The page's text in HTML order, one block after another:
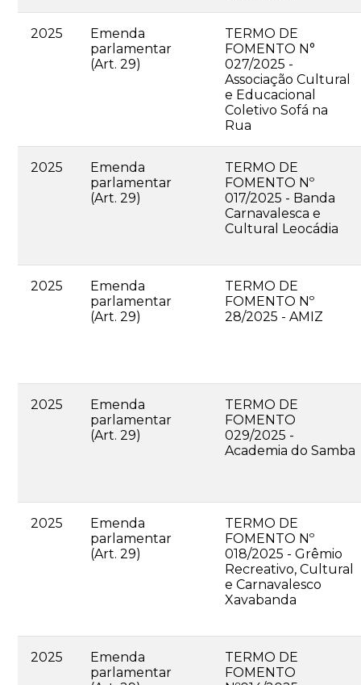
2025
Emenda
parlamentar
(Art. 29)
TERMO DE
FOMENTO N°
027/2025 -
Associação Cultural
e Educacional
Coletivo Sofá na
Rua
2025
Emenda
parlamentar
(Art. 29)
TERMO DE
FOMENTO Nº
017/2025 - Banda
Carnavalesca e
Cultural Leocádia
2025
Emenda
parlamentar
(Art. 29)
TERMO DE
FOMENTO Nº
28/2025 - AMIZ
2025
Emenda
parlamentar
(Art. 29)
TERMO DE
FOMENTO
029/2025 -
Academia do Samba
2025
Emenda
parlamentar
(Art. 29)
TERMO DE
FOMENTO Nº
018/2025 - Grêmio
Recreativo, Cultural
e Carnavalesco
Xavabanda
2025
Emenda
parlamentar
TERMO DE
FOMENTO